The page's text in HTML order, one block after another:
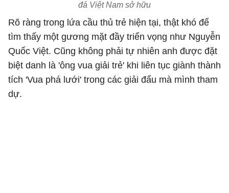
đá Việt Nam sở hữu
Rõ ràng trong lứa cầu thủ trẻ hiện tại, thật khó để
tìm thấy một gương mặt đầy triển vọng như Nguyễn
Quốc Việt. Cũng không phải tự nhiên anh được đặt
biệt danh là 'ông vua giải trẻ' khi liên tục giành thành
tích 'Vua phá lưới' trong các giải đấu mà mình tham
dự.